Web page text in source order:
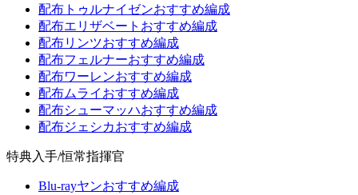
配布トゥルナイゼンおすすめ編成
配布エリザベートおすすめ編成
配布リンツおすすめ編成
配布フェルナーおすすめ編成
配布ワーレンおすすめ編成
配布ムライおすすめ編成
配布シューマッハおすすめ編成
配布ジェシカおすすめ編成
特典入手/恒常指揮官
Blu-rayヤンおすすめ編成